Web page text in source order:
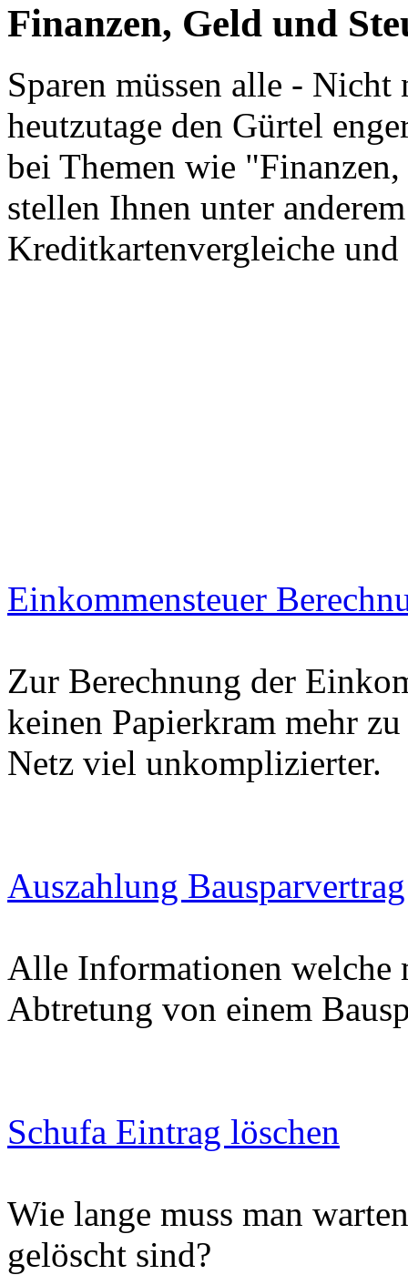
Finanzen, Geld und
Sparen müssen alle -
heutzutage den Gürtel
bei Themen wie
stellen Ihnen unter
Kreditkartenvergleiche
Einkommensteuer
Zur Berechnung der
keinen Papierkram mehr
Netz viel unkomplizierter.
Auszahlung Bausparvertrag
Alle Informationen welche
Abtretung von einem
Schufa Eintrag löschen
Wie lange muss man
gelöscht sind?